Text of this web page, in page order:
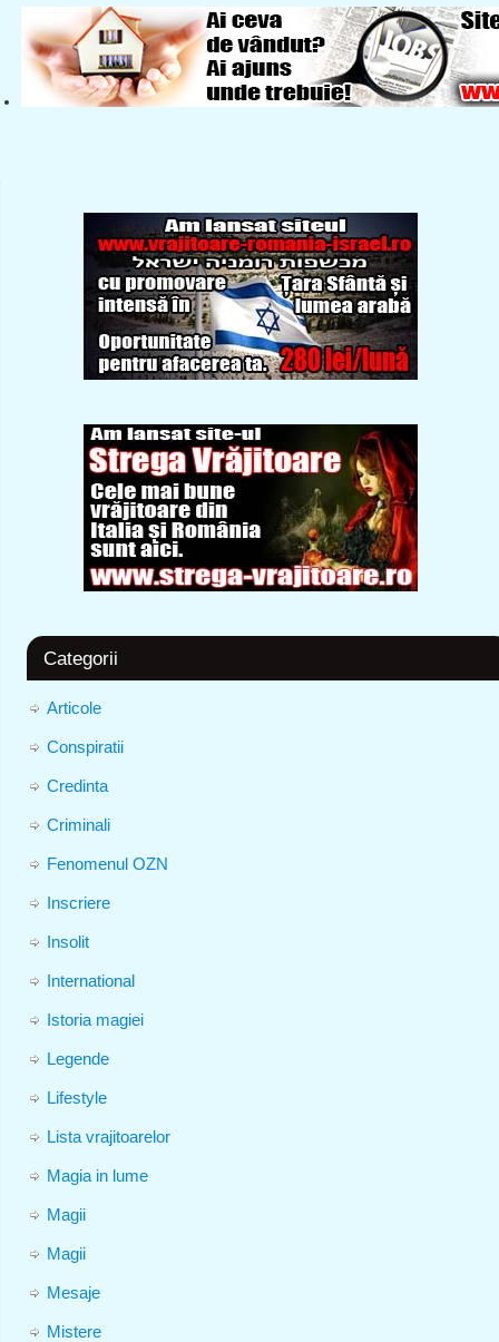
Categorii
Articole
Conspiratii
Credinta
Criminali
Fenomenul OZN
Inscriere
Insolit
International
Istoria magiei
Legende
Lifestyle
Lista vrajitoarelor
Magia in lume
Magii
Magii
Mesaje
Mistere